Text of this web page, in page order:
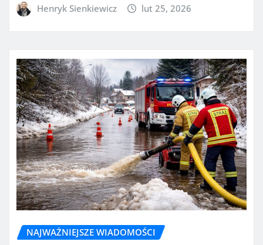
Henryk Sienkiewicz lut 25, 2026
NAJWAŻNIEJSZE WIADOMOŚCI